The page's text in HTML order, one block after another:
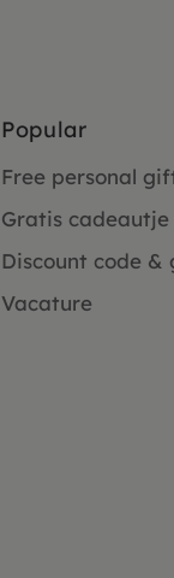
Popular
Free personal
Gratis
Discount code &
Vacature